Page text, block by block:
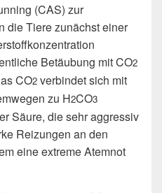
(CAS) zur
die Tiere zunächst einer
Betäubung mit CO2
CO2 verbindet sich mit
zu H2CO3
Säure, die sehr aggressiv
Reizungen an den
eine extreme Atemnot